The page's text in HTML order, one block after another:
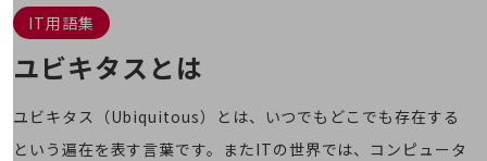
Smart Education
Smart Healthcare
Smart Mobility
生成AI(Generative AI)
地域の取り組み
IT用語集
ユビキタスとは
ユビキタス（Ubiquitous）とは、いつでもどこでも存在する
という遍在を表す言葉です。またITの世界では、コンピュータ